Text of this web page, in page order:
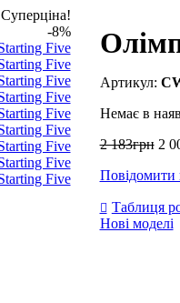
Суперціна!
-8%
Немає в
2 183грн 2
Повідомити
Таблиця
Нові моделі